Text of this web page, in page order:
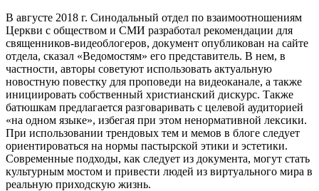
В августе 2018 г. Синодальный отдел по взаимоотношениям
Церкви с обществом и СМИ разработал рекомендации для
священников-видеоблогеров, документ опубликован на сайте
отдела, сказал «Ведомостям» его представитель. В нем, в
частности, авторы советуют использовать актуальную
новостную повестку для проповеди на видеоканале, а также
инициировать собственный христианский дискурс. Также
батюшкам предлагается разговаривать с целевой аудиторией
«на одном языке», избегая при этом ненормативной лексики.
При использовании трендовых тем и мемов в блоге следует
ориентироваться на нормы пастырской этики и эстетики.
Современные подходы, как следует из документа, могут стать
культурным мостом и привести людей из виртуального мира в
реальную приходскую жизнь.